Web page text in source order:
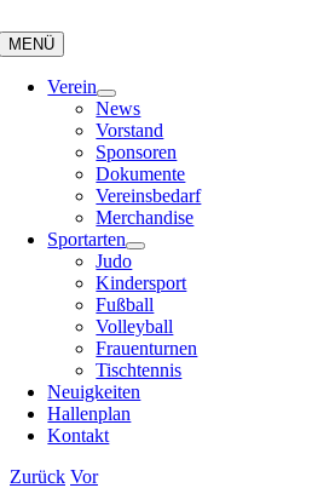
Inhalt
springen
MENÜ
Verein
News
Vorstand
Sponsoren
Dokumente
Vereinsbedarf
Merchandise
Sportarten
Judo
Kindersport
Fußball
Volleyball
Frauenturnen
Tischtennis
Neuigkeiten
Hallenplan
Kontakt
Zurück Vor